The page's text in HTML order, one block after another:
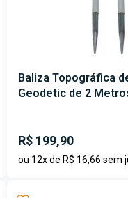
Baliza Topográfica
Geodetic de 2
R$ 199,90
ou 12x de R$ 16,66 sem